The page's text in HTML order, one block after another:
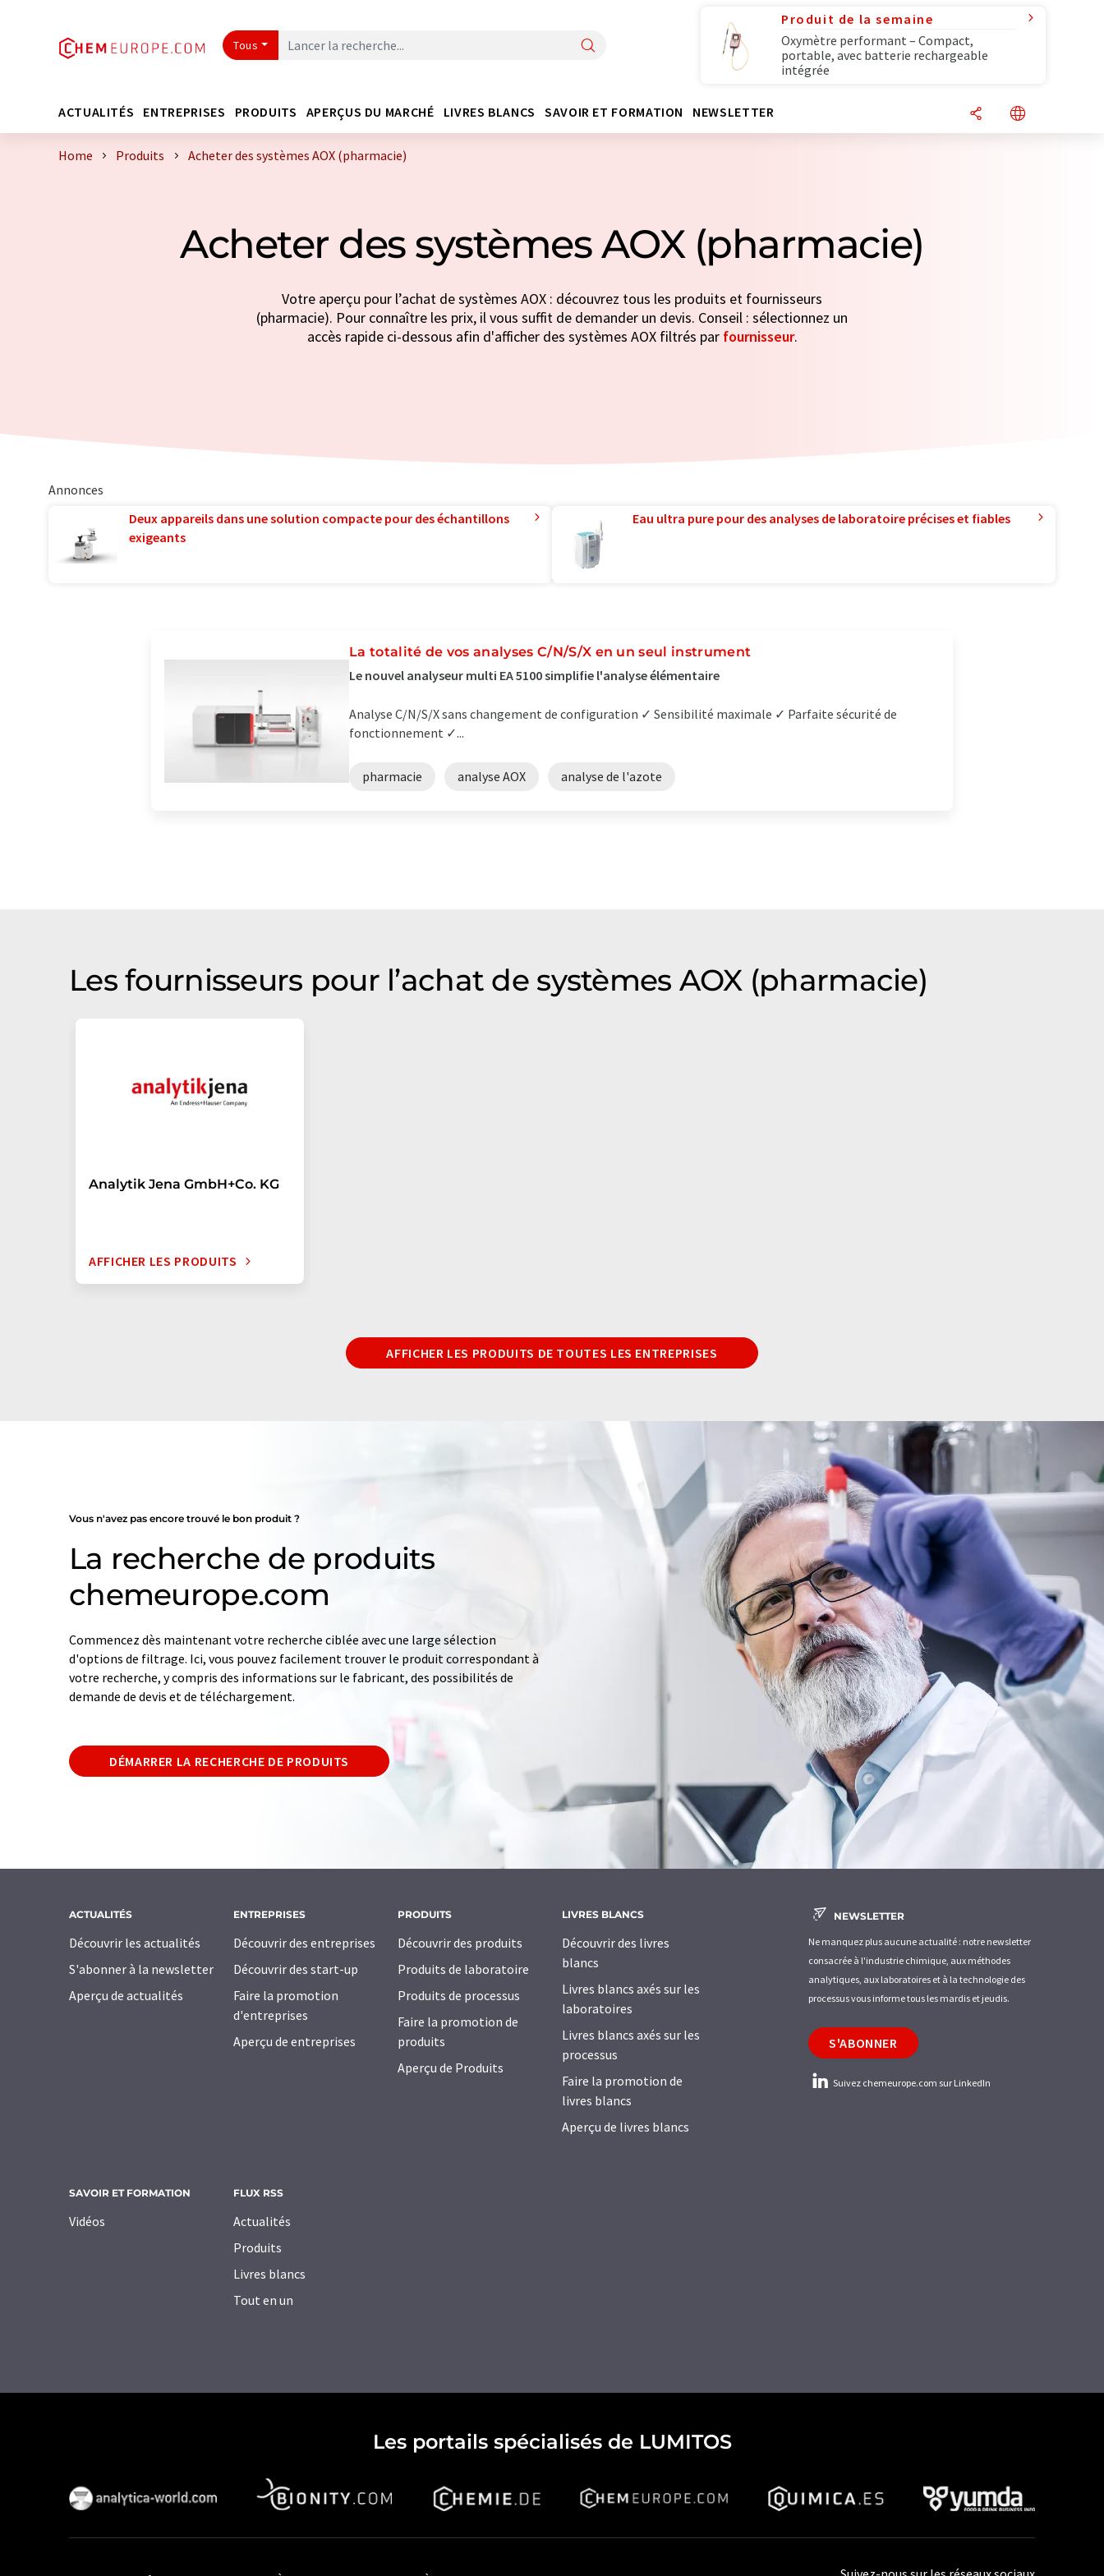
Tous
Produit de la semaine
Oxymètre performant – Compact,
portable, avec batterie rechargeable
intégrée
ACTUALITÉS ENTREPRISES PRODUITS APERÇUS DU MARCHÉ LIVRES BLANCS SAVOIR ET FORMATION NEWSLETTER
Home Produits Acheter des systèmes AOX (pharmacie)
Acheter des systèmes AOX (pharmacie)
Votre aperçu pour l’achat de systèmes AOX : découvrez tous les produits et fournisseurs
(pharmacie). Pour connaître les prix, il vous suffit de demander un devis. Conseil : sélectionnez un
accès rapide ci-dessous afin d'afficher des systèmes AOX filtrés par fournisseur.
Annonces
Deux appareils dans une solution compacte pour des échantillons
exigeants
Eau ultra pure pour des analyses de laboratoire précises et fiables
La totalité de vos analyses C/N/S/X en un seul instrument
Le nouvel analyseur multi EA 5100 simplifie l'analyse élémentaire
Analyse C/N/S/X sans changement de configuration ✓ Sensibilité maximale ✓ Parfaite sécurité de
fonctionnement ✓...
pharmacie analyse AOX analyse de l'azote
Les fournisseurs pour l’achat de systèmes AOX (pharmacie)
Analytik Jena GmbH+Co. KG
AFFICHER LES PRODUITS
AFFICHER LES PRODUITS DE TOUTES LES ENTREPRISES
Vous n'avez pas encore trouvé le bon produit ?
La recherche de produits
chemeurope.com
Commencez dès maintenant votre recherche ciblée avec une large sélection
d'options de filtrage. Ici, vous pouvez facilement trouver le produit correspondant à
votre recherche, y compris des informations sur le fabricant, des possibilités de
demande de devis et de téléchargement.
DÉMARRER LA RECHERCHE DE PRODUITS
ACTUALITÉS
Découvrir les actualités
S'abonner à la newsletter
Aperçu de actualités
ENTREPRISES
Découvrir des entreprises
Découvrir des start-up
Faire la promotion
d'entreprises
Aperçu de entreprises
PRODUITS
Découvrir des produits
Produits de laboratoire
Produits de processus
Faire la promotion de
produits
Aperçu de Produits
LIVRES BLANCS
Découvrir des livres
blancs
Livres blancs axés sur les
laboratoires
Livres blancs axés sur les
processus
Faire la promotion de
livres blancs
Aperçu de livres blancs
SAVOIR ET FORMATION
Vidéos
FLUX RSS
Actualités
Produits
Livres blancs
Tout en un
NEWSLETTER
Ne manquez plus aucune actualité : notre newsletter
consacrée à l'industrie chimique, aux méthodes
analytiques, aux laboratoires et à la technologie des
processus vous informe tous les mardis et jeudis.
S'ABONNER
Suivez chemeurope.com sur LinkedIn
Les portails spécialisés de LUMITOS